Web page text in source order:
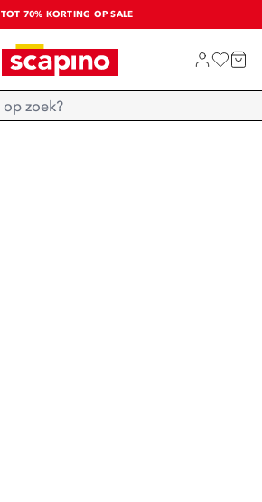
TOT 70% KORTING OP SALE
SALE: LAATSTE KANS!
SHOP NIEUW
Home